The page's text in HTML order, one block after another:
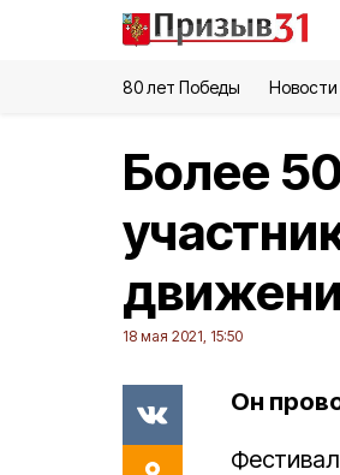
80 лет Победы Новости
Более
18 мая 2021, 15:50
Он